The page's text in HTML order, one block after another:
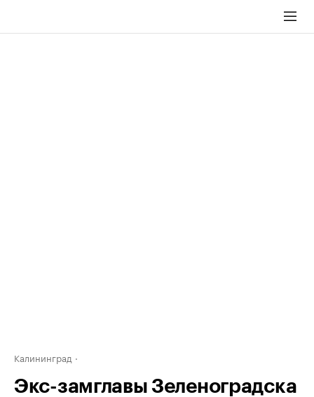
Калининград
Экс-замглавы Зеленоградска